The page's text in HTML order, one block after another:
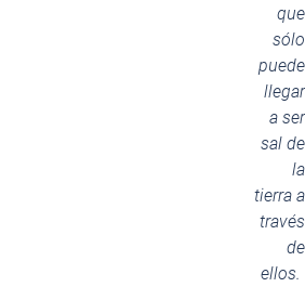
que
sólo
puede
llegar
a ser
sal de
la
tierra a
través
de
ellos.